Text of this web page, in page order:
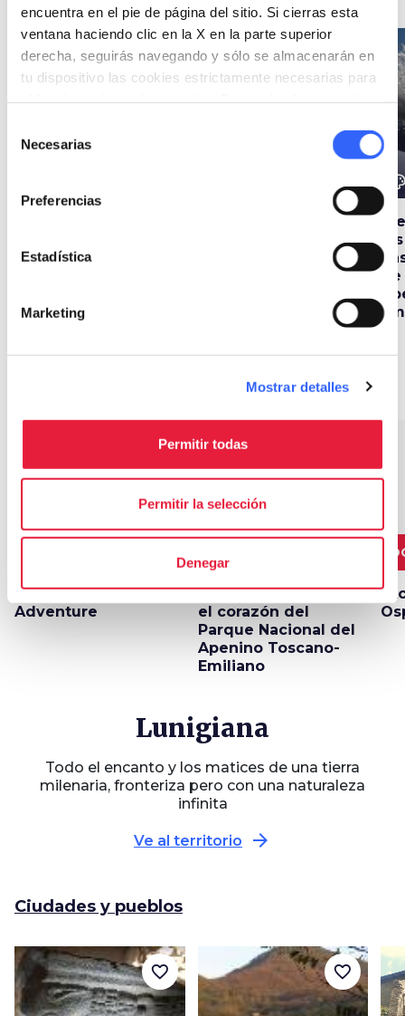
encuentra en el pie de página del sitio. Si cierras esta
ventana haciendo clic en la X en la parte superior
derecha, seguirás navegando y sólo se almacenarán en
tu dispositivo las cookies estrictamente necesarias para
Necesarias
Preferencias
Estadística
Marketing
Mostrar detalles
Permitir todas
Permitir la selección
Denegar
Lunigiana
favorite_border favorite_border
map Ver en el mapa
Equi Terme Enduro
Adventure
favorite_border
Paso de Cerreto, en
el corazón del
Parque Nacional del
Apenino Toscano-
Emiliano
Lunigiana
Todo el encanto y los matices de una tierra
milenaria, fronteriza pero con una naturaleza
infinita
Ve al territorio arrow_forward
Ciudades y pueblos
favorite_border favorite_border